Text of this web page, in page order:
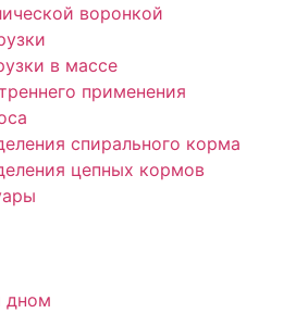
воронкой
в массе
применения
спирального корма
цепных кормов
дном